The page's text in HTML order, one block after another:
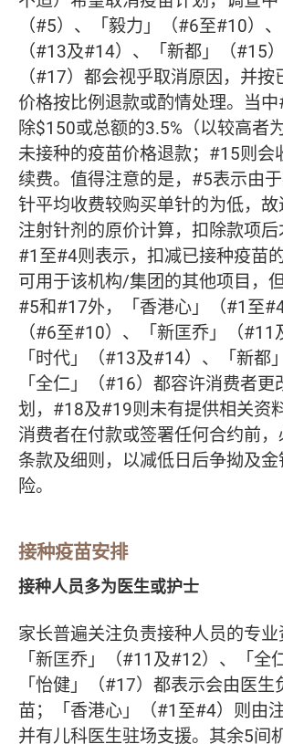
（#5）、「毅力」（#6至#10）、
（#13及#14）、「新都」（#15
（#17）都会视乎取消原因，并
价格按比例退款或酌情处理。当
除$150或总额的3.5%（以较高者
未接种的疫苗价格退款；#15则会
续费。值得注意的是，#5表示由
针平均收费较购买单针的为低，
注射针剂的原价计算，扣除款项后
#1至#4则表示，扣减已接种疫苗
可用于该机构/集团的其他项目，
#5和#17外，「香港心」（#1至#4
（#6至#10）、「新匡乔」（#11
「时代」（#13及#14）、「新都
「全仁」（#16）都容许消费者更
划，#18及#19则未有提供相关资
消费者在付款或签署任何合约前
条款及细则，以减低日后争拗及
险。
接种疫苗安排
接种人员多为医生或护士
家长普遍关注负责接种人员的专
「新匡乔」（#11及#12）、「全
「怡健」（#17）都表示会由医生
苗；「香港心」（#1至#4）则由
并有儿科医生驻场支援。其余5间